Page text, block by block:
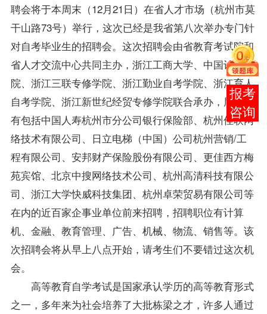
聘会将于本周末（12月21日）在省人才市场（杭州市莫
干山路73号）举行，这次已经是我省第八次举办专门针
对自考毕业生的招聘会。这次招聘会由省教育考试院和
省人才交流中心共同主办，浙江工商大学、中国计量学
院、浙江三联专修学院、浙江勤业自考学院、浙江育人
自考学院、浙江新世纪经贸专修学院联合承办，届时将
有包括中国人寿杭州市分公司银行保险部、杭州佳联网
络技术有限公司、日立电梯（中国）公司杭州营销/工
程有限公司、安邦财产保险股份有限公司、更佳西方梅
苑宾馆、北京中搜网络技术公司、杭州高清科技有限公
司、浙江大学快威科技集团、杭州卓荣贸易有限公司等
在内的近百家企事业单位前来招聘，招聘职位有计算
机、金融、教育管理、广告、机械、物流、销售等。该
次招聘会将从早上八点开始，请考生们不要错过这次机
会。
高等教育自学考试是国家承认学历的高等教育形式
之一，多年来为社会培养了大批栋梁之才，许多人通过
在线
客服